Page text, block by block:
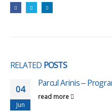
RELATED POSTS
04
Jun
Parcul Arinis –
read more